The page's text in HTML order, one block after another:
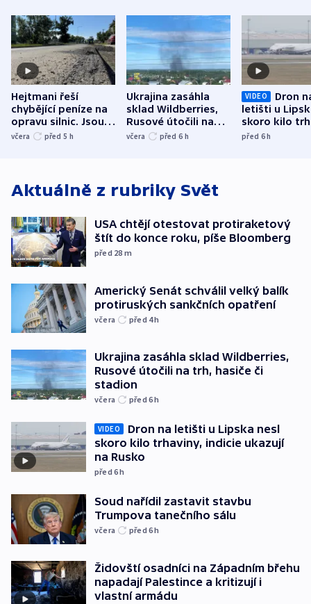
Hejtmani řeší
chybějící peníze na
opravu silnic. Jsou
nenárokové, namítá
včera před 5 h
Ukrajina zasáhla
sklad Wildberries,
Rusové útočili na
trh, hasiče či
včera před 6 h
VIDEO
Dron
letišti u
skoro kilo
indicie
před 6h
Aktuálně z rubriky Svět
USA chtějí otestovat protiraketový
štít do konce roku, píše Bloomberg
před 28 m
Americký Senát schválil velký balík
protiruských sankčních opatření
včera před 4h
Ukrajina zasáhla sklad Wildberries,
Rusové útočili na trh, hasiče či
stadion
včera před 6h
VIDEO
Dron na letišti u Lipska nesl
skoro kilo trhaviny, indicie ukazují
na Rusko
před 6h
Soud nařídil zastavit stavbu
Trumpova tanečního sálu
včera před 6h
Židovští osadníci na Západním břehu
napadají Palestince a kritizují i
vlastní armádu